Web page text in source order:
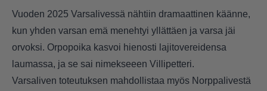
Vuoden 2025 Varsalivessä nähtiin dramaattinen käänne,
kun yhden varsan emä menehtyi yllättäen ja varsa jäi
orvoksi. Orpopoika kasvoi hienosti lajitovereidensa
laumassa, ja se sai nimekseeen Villipetteri.
Varsaliven toteutuksen mahdollistaa myös Norppalivestä